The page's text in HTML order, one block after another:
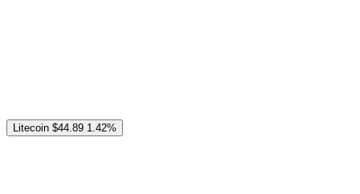
Litecoin $44.89 1.42%